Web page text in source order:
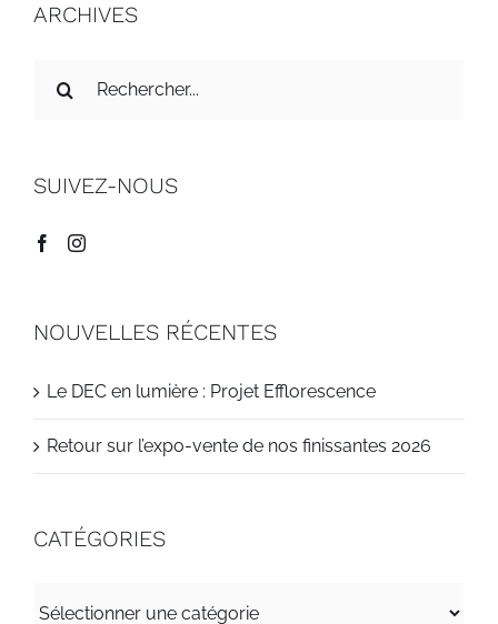
ARCHIVES
:SUIVEZ-NOUS
NOUVELLES RÉCENTES
Le DEC en lumière : Projet Efflorescence
Retour sur l’expo-vente de nos finissantes 2026
CATÉGORIES